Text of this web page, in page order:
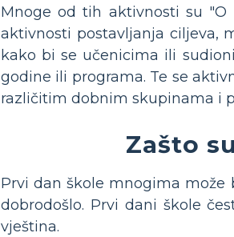
Mnoge od tih aktivnosti su "O
aktivnosti postavljanja ciljeva,
kako bi se učenicima ili
godine ili programa. Te se
različitim dobnim skupinama i
Zašto
Prvi dan škole mnogima može
dobrodošlo. Prvi dani škole
vještina.